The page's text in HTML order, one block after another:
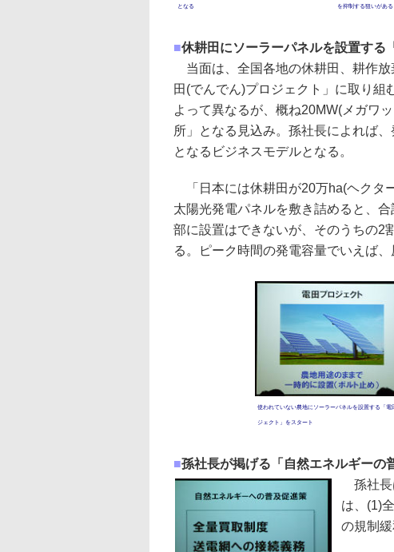
となる を抑制する狙いがある
■休耕田にソーラーパネルを設置する
当面は、全国各地の休耕田、耕作
田(でんでん)プロジェクト」に取り組
よって異なるが、概ね20MW(メガワ
所」となる見込み。孫社長によれば
となるビジネスモデルとなる。
「日本には休耕田が20万ha(ヘクタ
太陽光発電パネルを敷き詰めると、
部に設置はできないが、そのうちの2
る。ピーク時間の発電容量でいえば
使われていない農地にソーラーパネルを設置する「電
ジェクト」をスタート
■孫社長が掲げる「自然エネルギーの
孫社長
は、(1)
の規制